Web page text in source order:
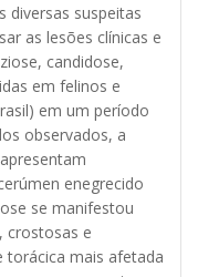
diversas suspeitas
as lesões clínicas e
candidose,
em felinos e
em um período
observados, a
enegrecido
se manifestou
crostosas e
torácica mais afetada